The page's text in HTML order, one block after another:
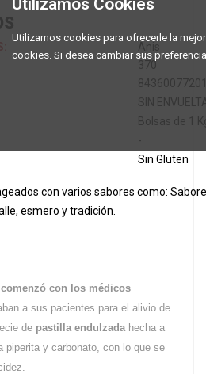
Utilizamos Cookies
Utilizamos cookies para ofrecerle la
cookies. Si desea cambiar sus
Anis
370
SIN
Bolsas de 1
-
Sin Gluten
con varios sabores como:
esmero y tradición.
comenzó con los médicos
a sus pacientes para el alivio de
de pastilla endulzadahecha a
piperita y carbonato, con lo que se